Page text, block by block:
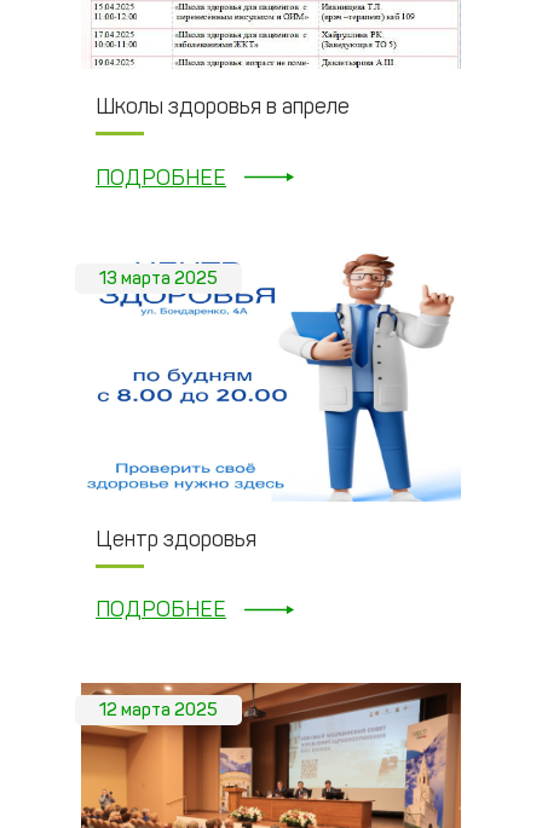
Школы здоровья в апреле
ПОДРОБНЕЕ
13 марта 2025
Центр здоровья
ПОДРОБНЕЕ
12 марта 2025